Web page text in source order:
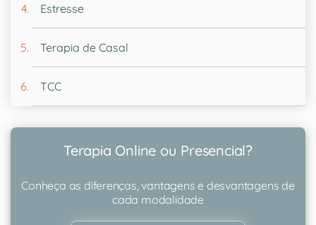
Estresse
Terapia de Casal
TCC
Terapia Online ou Presencial?
Conheça as diferenças, vantagens e desvantagens de
cada modalidade